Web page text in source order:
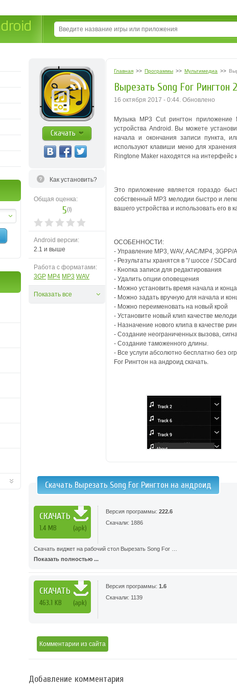
Скачать
Как установить?
Общая оценка:
5(1)
Android версии:
2.1 и выше
Работа с форматами:
3GP MP4 MP3 WAV
Показать все
Главная >> Программы >> Мультимедиа >>
Вырезать Song For Рингтон
16 октября 2017 - 0:44. Обновлено
Музыка MP3 Cut рингтон приложение
устройства Android. Вы можете
начала и окончания записи пункта,
используют клавиши меню для
Ringtone Maker находятся на интерфейс
Это приложение является гораздо
собственный MP3 мелодии быстро и
вашего устройства и использовать его в
ОСОБЕННОСТИ:
- Управление MP3, WAV, AAC/MP4,
- Результаты хранятся в "/ шоссе /
- Кнопка записи для редактирования
- Удалить опции оповещения
- Можно установить время начала и
- Можно задать вручную для начала и
- Можно переименовать на новый крой
- Установите новый клип качестве
- Назначение нового клипа в качестве
- Создание неограниченных вызова,
- Создание таможенного длины.
- Все услуги абсолютно бесплатно без
For Рингтон на андроид скачать.
Скачать Вырезать Song For Рингтон на андроид
СКАЧАТЬ
1.4 MB (apk)
Версия программы: 222.6
Скачали: 1886
Скачать виджет на рабочий стол Вырезать Song For …
Показать полностью ...
СКАЧАТЬ
463.1 KB (apk)
Версия программы: 1.6
Скачали: 1139
Комментарии из сайта
Добавление комментария